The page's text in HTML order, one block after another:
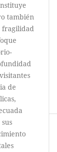
también
fragilidad
de